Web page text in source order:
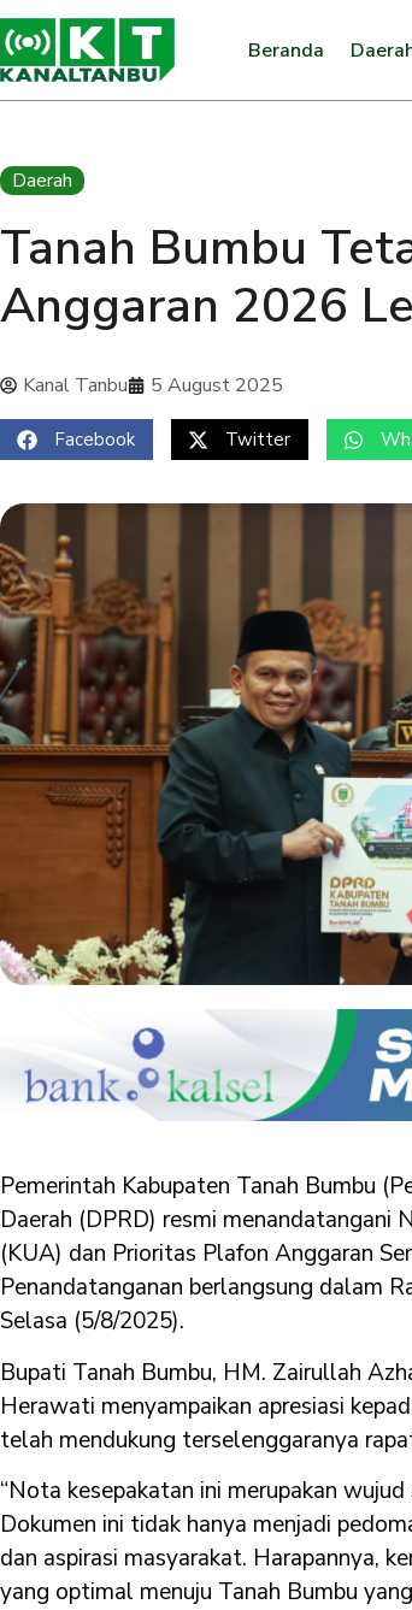
Beranda
Daerah
Tanah Bumbu
Anggaran 2026
Kanal Tanbu 5 August 2025
Facebook Twitter
Pemerintah Kabupaten Tanah Bumbu
Daerah (DPRD) resmi menandatangani
(KUA) dan Prioritas Plafon Anggaran
Penandatanganan berlangsung dalam
Selasa (5/8/2025).
Bupati Tanah Bumbu, HM. Zairullah
Herawati menyampaikan apresiasi
telah mendukung terselenggaranya
“Nota kesepakatan ini merupakan
Dokumen ini tidak hanya menjadi
dan aspirasi masyarakat. Harapannya,
yang optimal menuju Tanah Bumbu